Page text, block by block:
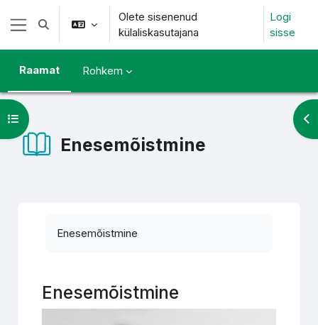
Jäta vahele peasisuni
Küljepaneel
Lülitab otsingu sisendi
Olete sisenenud
külaliskasutajana
Logi
sisse
Raamat Rohkem
Enesemõistmine
Ava kursuse sisukord
Enesemõistmine
Enesemõistmine